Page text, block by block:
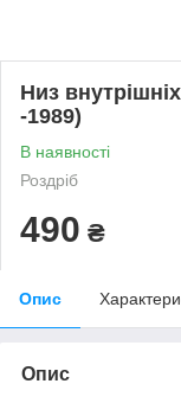
Низ
-1989)
В наявності
Роздріб
490 ₴
Опис
Опис